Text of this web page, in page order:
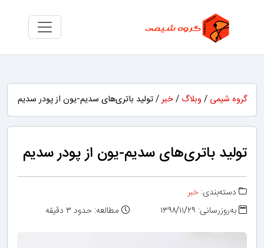
گروه شیمی / وبلاگ /خبر/ تولید باتری‌های سدیم-یون از پودر سدیم
تولید باتری‌های سدیم-یون از پودر سدیم
دسته‌بندی: خبر
به‌روزرسانی: ۱۳۹۸/۱۱/۲۹
مطالعه: حدود ۳ دقیقه